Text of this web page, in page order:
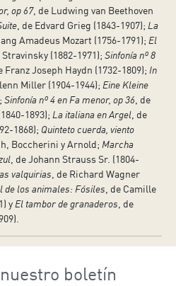
op 67, de Ludwing van Beethoven
, de Edvard Grieg (1843-1907); La
Amadeus Mozart (1756-1791); El
Stravinsky (1882-1971);Sinfonía nº 8
Franz Joseph Haydn (1732-1809); In
Miller (1904-1944); Eine Kleine
Sinfonía nº 4 en Fa menor, op 36 , de
1893); La italiana en Argel , de
1868); Quinteto cuerda, viento
Boccherini y Arnold; Marcha
, de Johann Strauss Sr. (1804-
valquirias , de Richard Wagner
de los animales: Fósiles , de Camille
y El tambor de granaderos , de
boletín